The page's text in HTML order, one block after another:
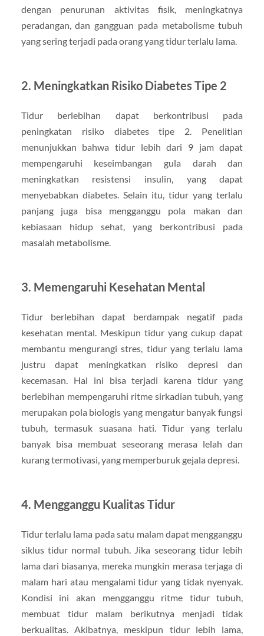
dengan penurunan aktivitas fisik, meningkatnya
peradangan, dan gangguan pada metabolisme tubuh
yang sering terjadi pada orang yang tidur terlalu lama.
2. Meningkatkan Risiko Diabetes Tipe 2
Tidur berlebihan dapat berkontribusi pada
peningkatan risiko diabetes tipe 2. Penelitian
menunjukkan bahwa tidur lebih dari 9 jam dapat
mempengaruhi keseimbangan gula darah dan
meningkatkan resistensi insulin, yang dapat
menyebabkan diabetes. Selain itu, tidur yang terlalu
panjang juga bisa mengganggu pola makan dan
kebiasaan hidup sehat, yang berkontribusi pada
masalah metabolisme.
3. Memengaruhi Kesehatan Mental
Tidur berlebihan dapat berdampak negatif pada
kesehatan mental. Meskipun tidur yang cukup dapat
membantu mengurangi stres, tidur yang terlalu lama
justru dapat meningkatkan risiko depresi dan
kecemasan. Hal ini bisa terjadi karena tidur yang
berlebihan mempengaruhi ritme sirkadian tubuh, yang
merupakan pola biologis yang mengatur banyak fungsi
tubuh, termasuk suasana hati. Tidur yang terlalu
banyak bisa membuat seseorang merasa lelah dan
kurang termotivasi, yang memperburuk gejala depresi.
4. Mengganggu Kualitas Tidur
Tidur terlalu lama pada satu malam dapat mengganggu
siklus tidur normal tubuh. Jika seseorang tidur lebih
lama dari biasanya, mereka mungkin merasa terjaga di
malam hari atau mengalami tidur yang tidak nyenyak.
Kondisi ini akan mengganggu ritme tidur tubuh,
membuat tidur malam berikutnya menjadi tidak
berkualitas. Akibatnya, meskipun tidur lebih lama,